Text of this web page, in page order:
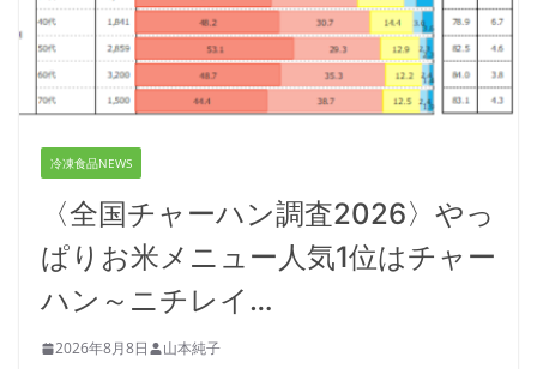
冷凍食品NEWS
〈全国チャーハン調査2026〉やっ
ぱりお米メニュー人気1位はチャー
ハン～ニチレイ…
2026年8月8日 山本純子